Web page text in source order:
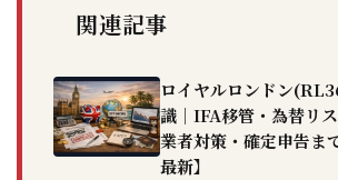
関連記事
ロイヤルロンドン
識｜IFA移管・為替リ
業者対策・確定申告ま
最新】